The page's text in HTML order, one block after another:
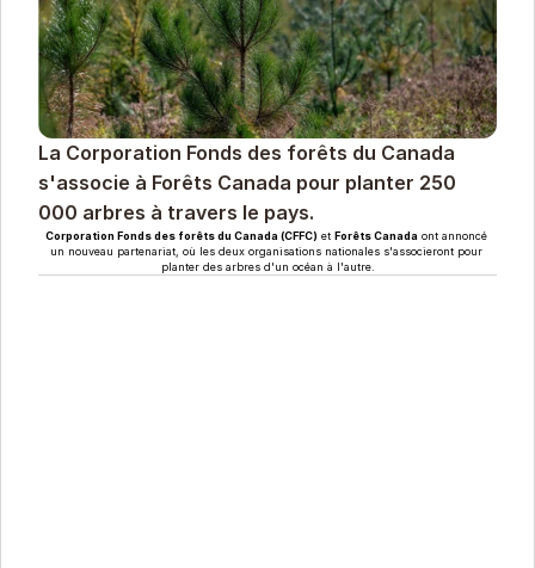
La Corporation Fonds des forêts du Canada
s'associe à Forêts Canada pour planter 250
000 arbres à travers le pays.
Corporation Fonds des forêts du Canada (CFFC) et Forêts Canada ont annoncé
un nouveau partenariat, où les deux organisations nationales s'associeront pour
planter des arbres d'un océan à l'autre.